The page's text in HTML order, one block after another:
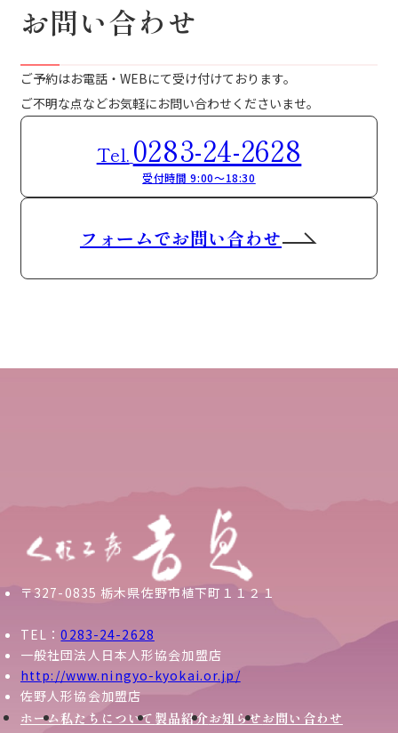
お問い合わせ
ご予約はお電話・WEBにて受け付けております。
ご不明な点などお気軽にお問い合わせくださいませ。
Tel. 0283-24-2628
受付時間 9:00～18:30
フォームでお問い合わせ
〒327-0835 栃木県佐野市植下町１１２１
TEL：0283-24-2628
一般社団法人日本人形協会加盟店
http://www.ningyo-kyokai.or.jp/
佐野人形協会加盟店
ホーム私たちについて 製品紹介お知らせお問い合わせ